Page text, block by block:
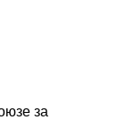
за